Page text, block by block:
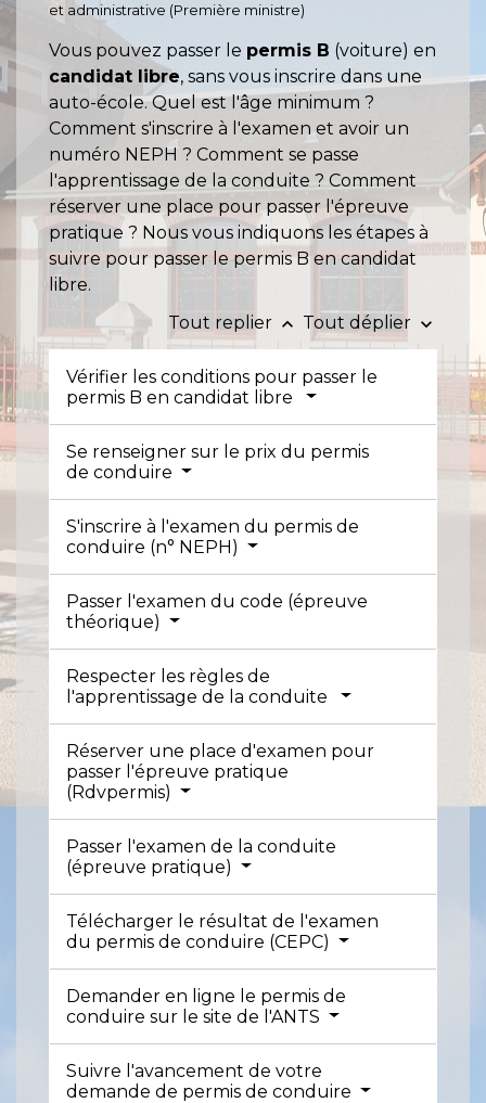
et administrative (Première ministre)
Vous pouvez passer le permis B (voiture) en
candidat libre, sans vous inscrire dans une
auto-école. Quel est l'âge minimum ?
Comment s'inscrire à l'examen et avoir un
numéro NEPH ? Comment se passe
l'apprentissage de la conduite ? Comment
réserver une place pour passer l'épreuve
pratique ? Nous vous indiquons les étapes à
suivre pour passer le permis B en candidat
libre.
Tout replier keyboard_arrow_up Tout déplier keyboard_arrow_down
Vérifier les conditions pour passer le
permis B en candidat libre
Se renseigner sur le prix du permis
de conduire
S'inscrire à l'examen du permis de
conduire (n° NEPH)
Passer l'examen du code (épreuve
théorique)
Respecter les règles de
l'apprentissage de la conduite
Réserver une place d'examen pour
passer l'épreuve pratique
(Rdvpermis)
Passer l'examen de la conduite
(épreuve pratique)
Télécharger le résultat de l'examen
du permis de conduire (CEPC)
Demander en ligne le permis de
conduire sur le site de l'ANTS
Suivre l'avancement de votre
demande de permis de conduire